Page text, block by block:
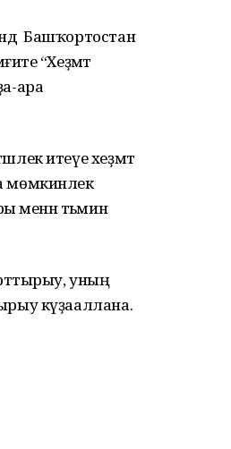
Башҡортостан
“Хеҙмәт
ара
итеүе хеҙмәт
мөмкинлек
менән тәьмин
уның
күҙааллана.